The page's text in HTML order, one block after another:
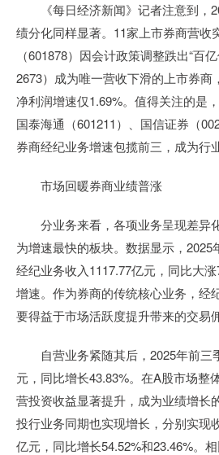
《每日经济新闻》记者注意到，
绩分化同样显著。11家上市券商营收
（601878）因会计政策调整跌出“百
2673）成为唯一营收下滑的上市券商
净利润增速仅1.69%。值得关注的是
国泰海通（601211）、国信证券（
券商经纪业务增速包揽前三，成为行
市场回暖券商业绩普涨
分业务来看，各项业务呈现差异
为增速最快的板块。数据显示，2025
经纪业务收入1117.77亿元，同比大
增速。作为券商的传统核心业务，经
要得益于市场活跃度提升带来的交易
自营业务紧随其后，2025年前三
元，同比增长43.83%。在A股市场整
营投资收益显著提升，成为业绩增长
投行业务同期也实现增长，分别实现
亿元，同比增长54.52%和23.46%。